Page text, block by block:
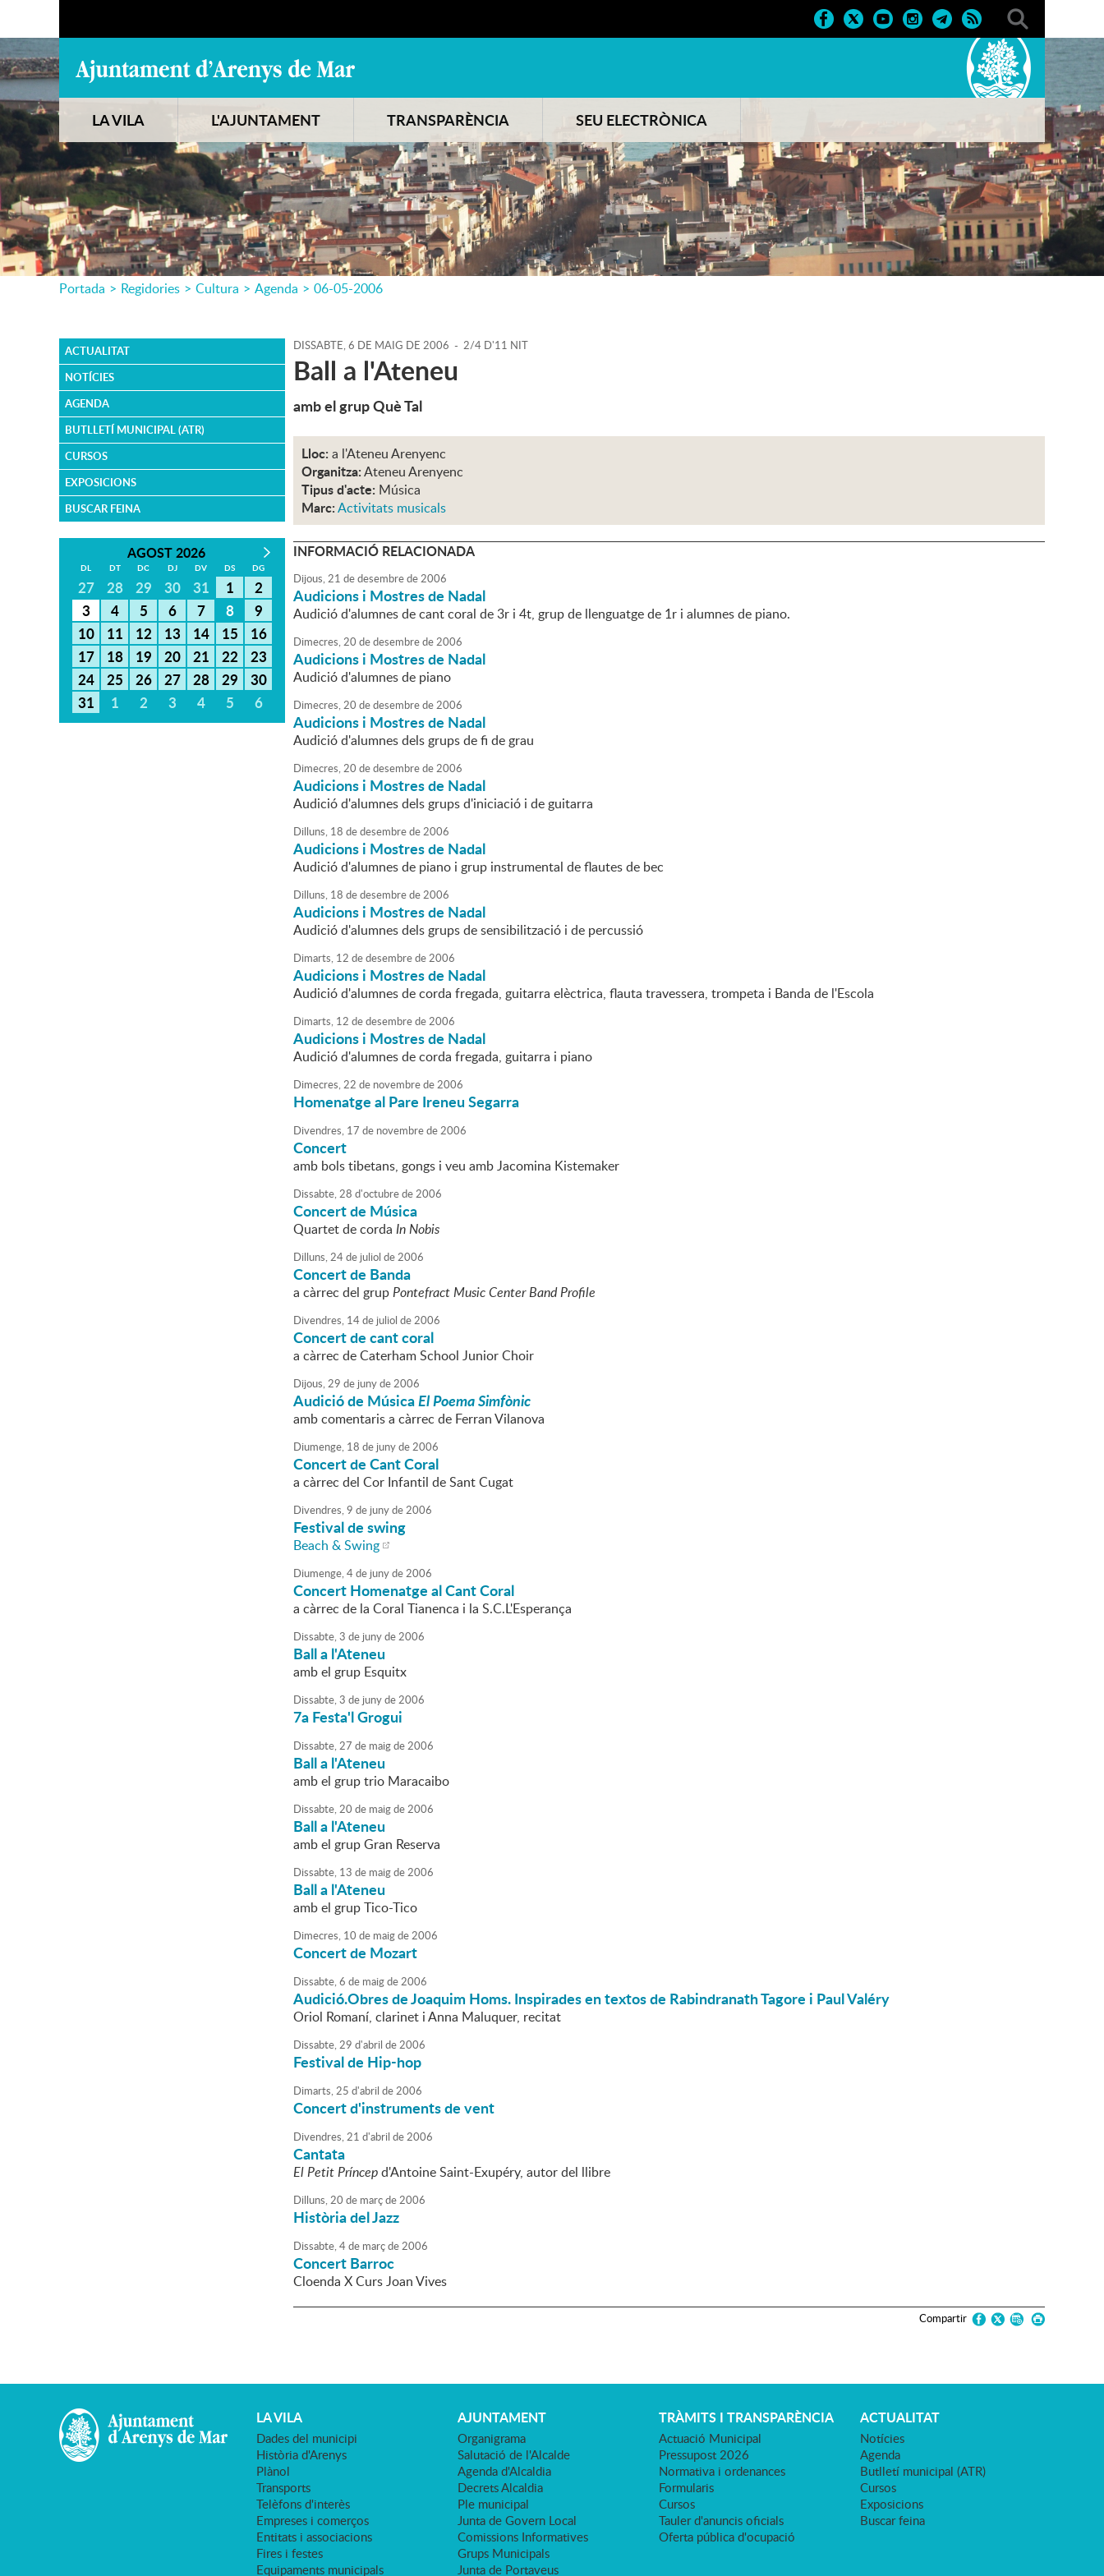
LA VILA L'AJUNTAMENT TRANSPARÈNCIA SEU ELECTRÒNICA
Portada > Regidories > Cultura > Agenda > 06-05-2006
ACTUALITAT
NOTÍCIES
AGENDA
BUTLLETÍ MUNICIPAL (ATR)
CURSOS
EXPOSICIONS
BUSCAR FEINA
AGOST 2026
DL DT DC DJ DV DS DG
27 28 29 30 31 1
2
3
4 5 6 7 8
9
10
11 12 13 14 15
16
17
18 19 20 21 22
23
24
25 26 27 28 29
30
31
1 2 3 4 5 6
DISSABTE,6 DE MAIG DE 2006 - 2/4 D'11 NIT
Ball a l'Ateneu
amb el grup Què Tal
Lloc: a l'Ateneu Arenyenc
Organitza:Ateneu Arenyenc
Tipus d'acte: Música
Marc:Activitats musicals
INFORMACIÓ RELACIONADA
Dijous,21 dedesembrede2006
Audicions i Mostres de Nadal
Audició d'alumnes de cant coral de 3r i 4t, grup de llenguatge de 1r i alumnes de piano.
Dimecres,20 dedesembrede2006
Audicions i Mostres de Nadal
Audició d'alumnes de piano
Dimecres,20 dedesembrede2006
Audicions i Mostres de Nadal
Audició d'alumnes dels grups de fi de grau
Dimecres,20 dedesembrede2006
Audicions i Mostres de Nadal
Audició d'alumnes dels grups d'iniciació i de guitarra
Dilluns, 18 dedesembrede2006
Audicions i Mostres de Nadal
Audició d'alumnes de piano i grup instrumental de flautes de bec
Dilluns, 18 dedesembrede2006
Audicions i Mostres de Nadal
Audició d'alumnes dels grups de sensibilització i de percussió
Dimarts, 12 dedesembrede2006
Audicions i Mostres de Nadal
Audició d'alumnes de corda fregada, guitarra elèctrica, flauta travessera, trompeta i Banda de l'Escola
Dimarts, 12 dedesembrede2006
Audicions i Mostres de Nadal
Audició d'alumnes de corda fregada, guitarra i piano
Dimecres,22 de novembrede2006
Homenatge al Pare Ireneu Segarra
Divendres, 17 de novembrede2006
Concert
amb bols tibetans, gongs i veu amb Jacomina Kistemaker
Dissabte,28 d'octubrede2006
Concert de Música
Quartet de corda In Nobis
Dilluns,24de juliol de2006
Concert de Banda
a càrrec del grupPontefract Music Center Band Profile
Divendres, 14de juliol de2006
Concert de cant coral
a càrrec de Caterham School Junior Choir
Dijous,29 de junyde2006
Audició de MúsicaEl Poema Simfònic
amb comentaris a càrrec de Ferran Vilanova
Diumenge, 18 de junyde2006
Concert de Cant Coral
a càrrec del Cor Infantil de Sant Cugat
Divendres,9 de junyde2006
Festival de swing
Beach & Swing
Diumenge,4de junyde2006
Concert Homenatge al Cant Coral
a càrrec de la Coral Tianenca i la S.C.L'Esperança
Dissabte,3 de junyde2006
Ball a l'Ateneu
amb el grup Esquitx
Dissabte,3 de junyde2006
7a Festa'l Grogui
Dissabte,27 de maigde2006
Ball a l'Ateneu
amb el grup trio Maracaibo
Dissabte,20 de maigde2006
Ball a l'Ateneu
amb el grup Gran Reserva
Dissabte, 13 de maigde2006
Ball a l'Ateneu
amb el grup Tico-Tico
Dimecres, 10 de maigde2006
Concert de Mozart
Dissabte,6 de maigde2006
Audició.Obres de Joaquim Homs. Inspirades en textos de Rabindranath Tagore i Paul Valéry
Oriol Romaní, clarinet i Anna Maluquer, recitat
Dissabte,29 d'abril de2006
Festival de Hip-hop
Dimarts,25 d'abril de2006
Concert d'instruments de vent
Divendres,21 d'abril de2006
Cantata
El Petit Príncepd'Antoine Saint-Exupéry, autor del llibre
Dilluns,20 de marçde2006
Història del Jazz
Dissabte,4de marçde2006
Concert Barroc
Cloenda X Curs Joan Vives
Compartir
LA VILA
Dades del municipi
Història d'Arenys
Plànol
Transports
Telèfons d'interès
Empreses i comerços
Entitats i associacions
Fires i festes
Equipaments municipals
AJUNTAMENT
Organigrama
Salutació de l'Alcalde
Agenda d'Alcaldia
Decrets Alcaldia
Ple municipal
Junta de Govern Local
Comissions Informatives
Grups Municipals
Junta de Portaveus
TRÀMITS I TRANSPARÈNCIA
Actuació Municipal
Pressupost 2026
Normativa i ordenances
Formularis
Cursos
Tauler d'anuncis oficials
Oferta pública d'ocupació
ACTUALITAT
Notícies
Agenda
Butlletí municipal (ATR)
Cursos
Exposicions
Buscar feina